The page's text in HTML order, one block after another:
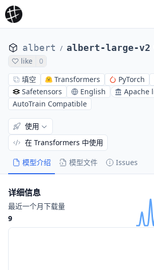
albert / albert-large-v2
like
0
填空
Transformers PyTorch
Safetensors
English
Apache
AutoTrain Compatible
模型介绍 模型文件 Issues
使用
在 Transformers 中使用
详细信息
最近一个月下载量
9